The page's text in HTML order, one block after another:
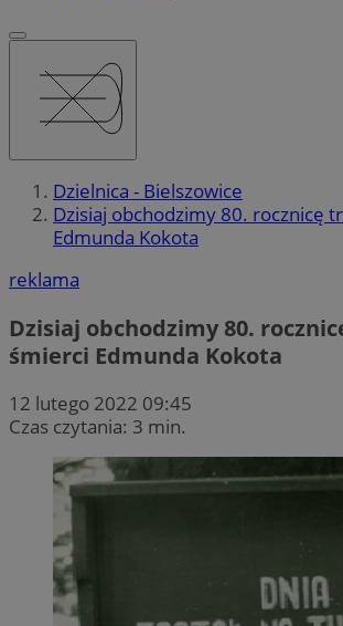
Dzielnica - Bielszowice
Dzisiaj obchodzimy 80. rocznicę
Edmunda Kokota
reklama
Dzisiaj obchodzimy 80.
śmierci Edmunda Kokota
12 lutego 2022 09:45
Czas czytania: 3 min.